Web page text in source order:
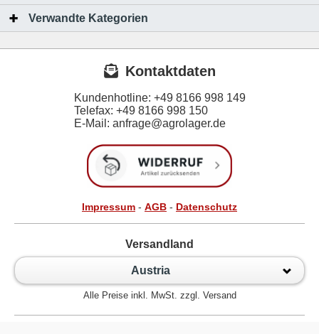
Verwandte Kategorien
Kontaktdaten
Kundenhotline: +49 8166 998 149
Telefax: +49 8166 998 150
E-Mail: anfrage@agrolager.de
Impressum - AGB - Datenschutz
Versandland
Austria
Alle Preise inkl. MwSt. zzgl. Versand